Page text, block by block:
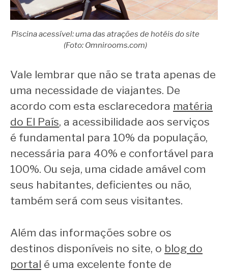
Piscina acessível: uma das atrações de hotéis do site
(Foto: Omnirooms.com)
Vale lembrar que não se trata apenas de
uma necessidade de viajantes. De
acordo com esta esclarecedora matéria
do El País, a acessibilidade aos serviços
é fundamental para 10% da população,
necessária para 40% e confortável para
100%. Ou seja, uma cidade amável com
seus habitantes, deficientes ou não,
também será com seus visitantes.
Além das informações sobre os
destinos disponíveis no site, o blog do
portal é uma excelente fonte de